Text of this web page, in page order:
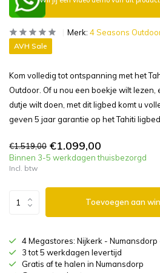
Merk: 4 Seasons
AVH Sale
Kom volledig tot ontspanning met het
Outdoor. Of u nou een boekje wilt
dutje wilt doen, met dit ligbed komt u
geven 5 jaar garantie op het Tahiti ligbed.
€1.519,00 €1.099,00
Binnen 3-5 werkdagen thuisbezorgd
Incl. btw
Toevoegen aan
4 Megastores: Nijkerk -
3 tot 5 werkdagen levertijd
Gratis af te halen in Numansdorp